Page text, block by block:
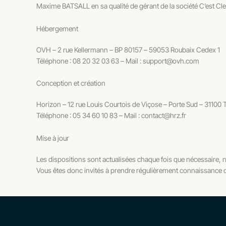
Maxime BATSALL en sa qualité de gérant de la société C’est
Hébergement
OVH – 2 rue Kellermann – BP 80157 – 59053 Roubaix Cedex 1
Téléphone : 08 20 32 03 63 – Mail : support@ovh.com
Conception et création
Horizon – 12 rue Louis Courtois de Viçose – Porte Sud – 31100
Téléphone : 05 34 60 10 83 – Mail : contact@hrz.fr
Mise à jour
Les dispositions sont actualisées chaque fois que
Vous êtes donc invités à prendre régulièrement connaissance